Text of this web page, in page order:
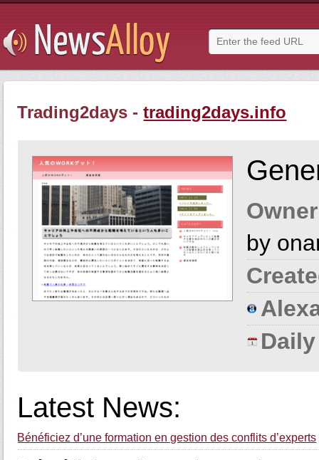
Trading2days -trading2days.info
by
Latest News:
Bénéficiez d’une formation en gestion des conflits d’experts